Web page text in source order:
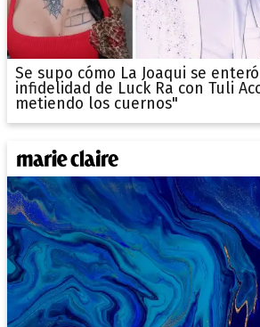
Se supo cómo La Joaqui se
infidelidad de Luck Ra con Tuli
metiendo los cuernos"